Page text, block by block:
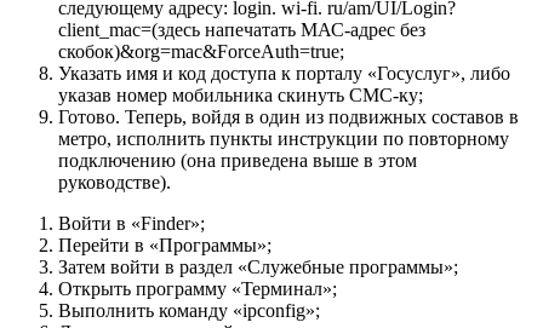
следующему адресу: login. wi-fi. ru/am/UI/Login?
client_mac=(здесь напечатать МАС-адрес без
скобок)&org=mac&ForceAuth=true;
Указать имя и код доступа к порталу «Госуслуг», либо
указав номер мобильника скинуть СМС-ку;
Готово. Теперь, войдя в один из подвижных составов в
метро, исполнить пункты инструкции по повторному
подключению (она приведена выше в этом
руководстве).
Войти в «Finder»;
Перейти в «Программы»;
Затем войти в раздел «Служебные программы»;
Открыть программу «Терминал»;
Выполнить команду «ipconfig»;